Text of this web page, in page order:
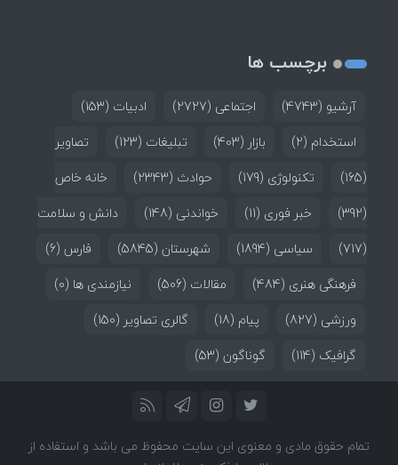
برچسب ها
آرشیو (4743) اجتماعی (2727) ادبیات (153)
استخدام (2) بازار (403) تبلیغات (123)
تصاویر
(165)
تکنولوژی (179) حوادث (2343)
خانه خاص
(392)
خبر فوری (11) خواندنی (148)
دانش و سلامت
(717)
سیاسی (1894) شهرستان (5845) فارس (6)
فرهنگی هنری (484) مقالات (506) نیازمندی ها (0)
ورزشی (827) پیام (18) گالری تصاویر (150)
گرافیک (114) گوناگون (53)
تمام حقوق مادی و معنوی این سایت محفوظ می باشد و استفاده از